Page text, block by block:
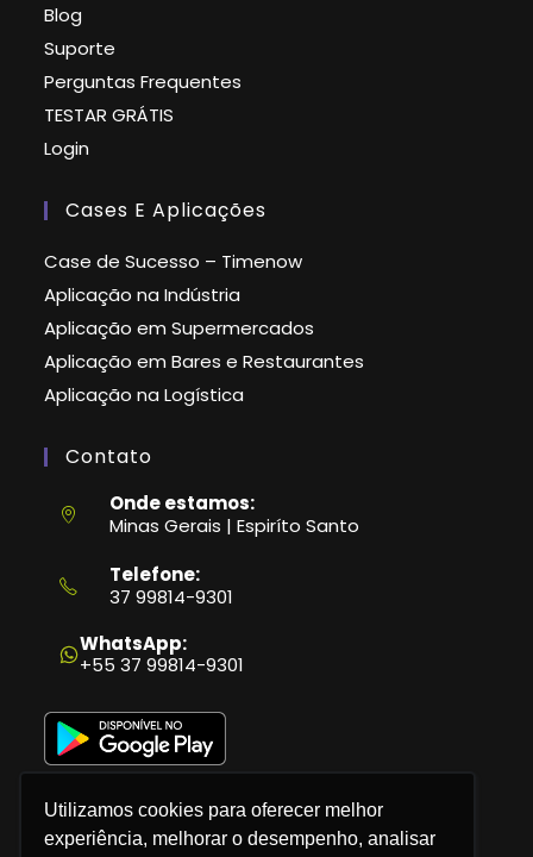
Utilizamos cookies para oferecer melhor
experiência, melhorar o desempenho, analisar
Blog
Suporte
Perguntas Frequentes
TESTAR GRÁTIS
Login
Cases E Aplicações
Case de Sucesso – Timenow
Aplicação na Indústria
Aplicação em Supermercados
Aplicação em Bares e Restaurantes
Aplicação na Logística
Contato
Onde estamos:
Minas Gerais | Espiríto Santo
Telefone:
37 99814-9301
em
seu
aplicativo
WhatsApp:
+55 37 99814-9301